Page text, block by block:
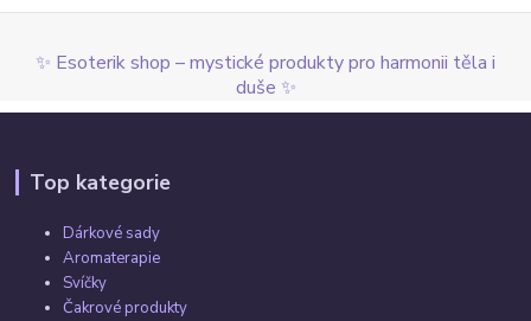
✨ Esoterik shop – mystické produkty pro harmonii těla i
duše ✨
Top kategorie
Dárkové sady
Aromaterapie
Svíčky
Čakrové produkty